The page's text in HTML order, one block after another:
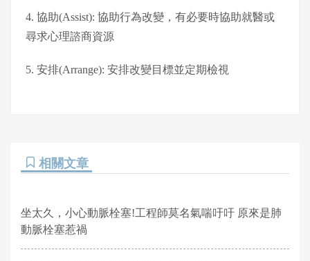
4. 協助(Assist): 協助行為改變，有必要時協助就醫或
尋求心理諮商資源
5. 安排(Arrange): 安排改變目標並定期檢視
相關文章
坐太久，小心動脈栓塞!工程師莫名氣喘吁吁 原來是肺
動脈栓塞惹禍